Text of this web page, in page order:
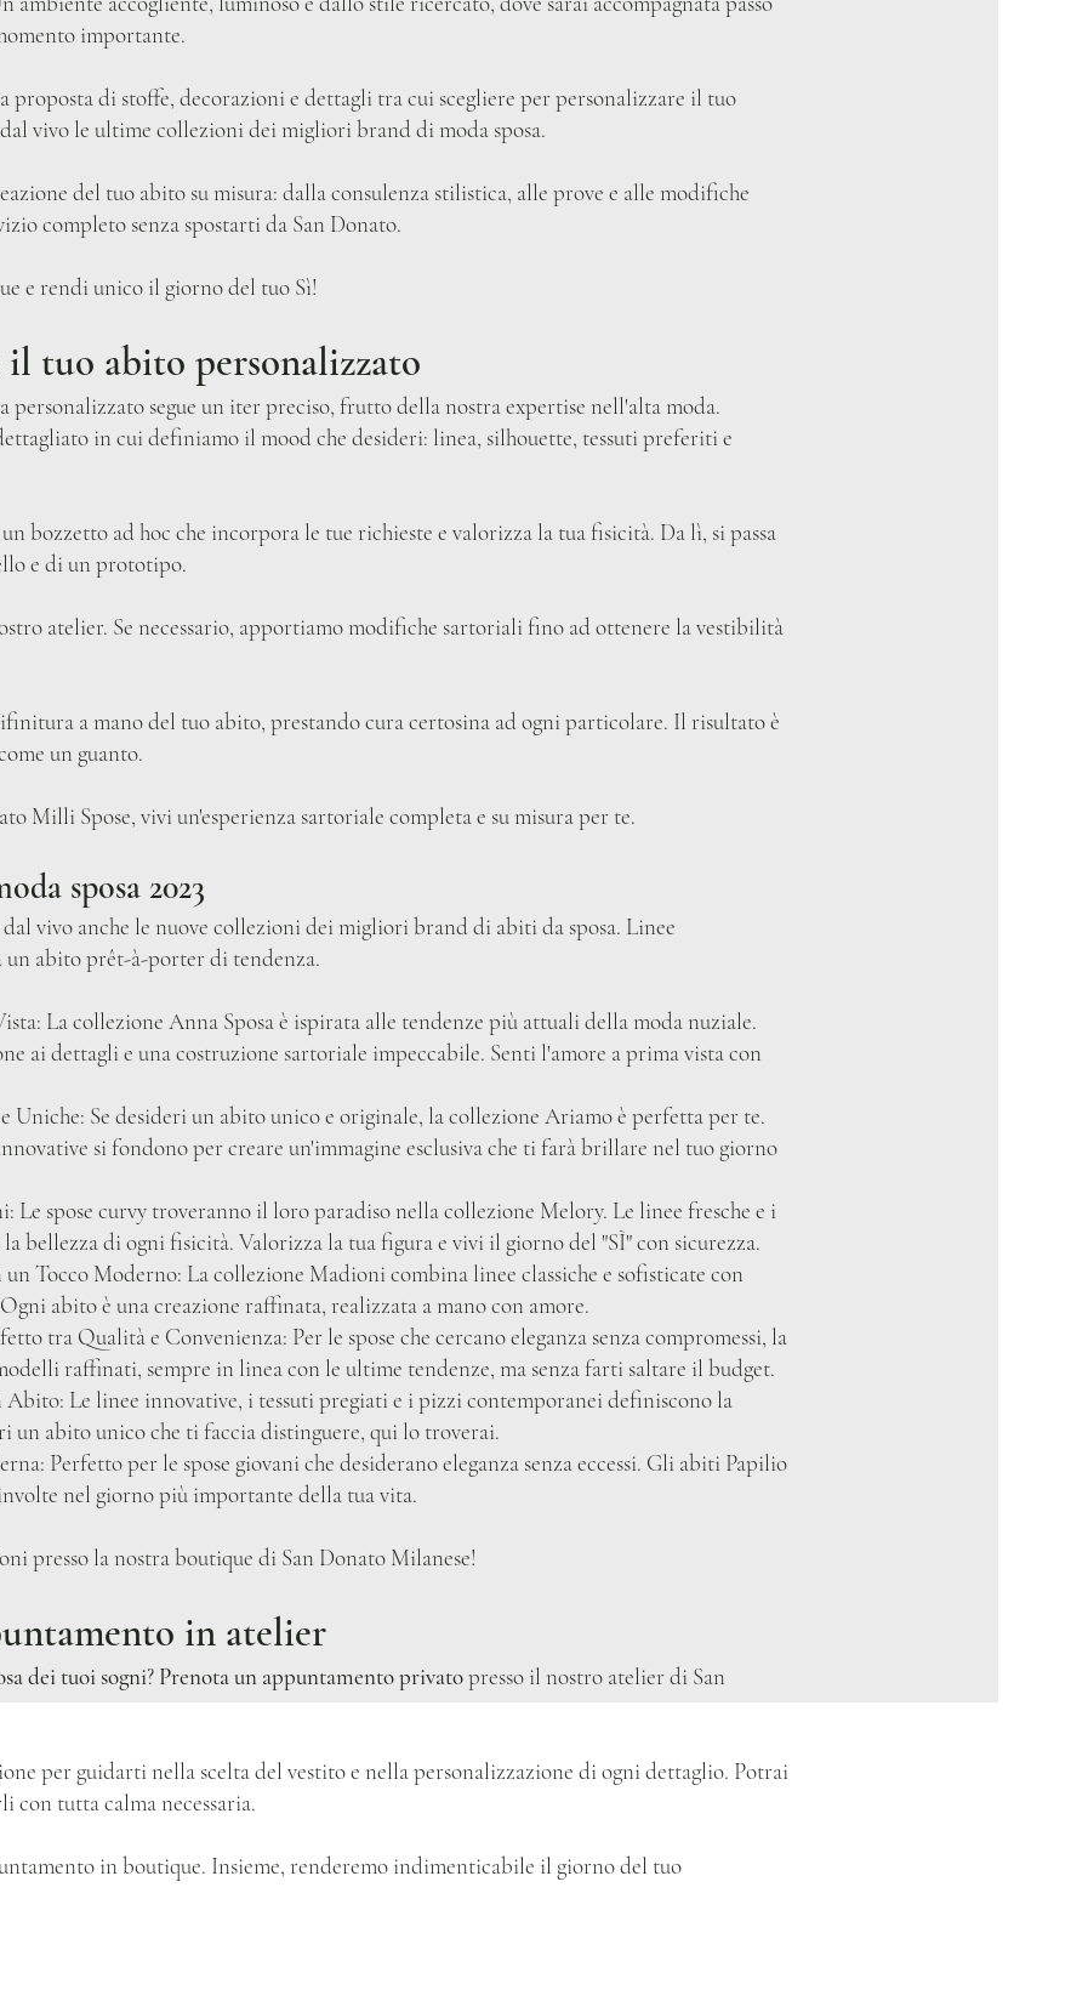
importante.
proposta di stoffe, decorazioni e dettagli tra cui scegliere per personalizzare il tuo
vivo le ultime collezioni dei migliori brand di moda sposa.
del tuo abito su misura: dalla consulenza stilistica, alle prove e alle modifiche
completo senza spostarti da San Donato.
e rendi unico il giorno del tuo Sì!
tuo abito personalizzato
personalizzato segue un iter preciso, frutto della nostra expertise nell'alta moda.
in cui definiamo il mood che desideri: linea, silhouette, tessuti preferiti e
bozzetto ad hoc che incorpora le tue richieste e valorizza la tua fisicità. Da lì, si passa
e di un prototipo.
atelier. Se necessario, apportiamo modifiche sartoriali fino ad ottenere la vestibilità
a mano del tuo abito, prestando cura certosina ad ogni particolare. Il risultato è
un guanto.
Milli Spose, vivi un'esperienza sartoriale completa e su misura per te.
sposa 2023
vivo anche le nuove collezioni dei migliori brand di abiti da sposa. Linee
un abito prêt-à-porter di tendenza.
La collezione Anna Sposa è ispirata alle tendenze più attuali della moda nuziale.
ai dettagli e una costruzione sartoriale impeccabile. Senti l'amore a prima vista con
Uniche: Se desideri un abito unico e originale, la collezione Ariamo è perfetta per te.
si fondono per creare un'immagine esclusiva che ti farà brillare nel tuo giorno
Le spose curvy troveranno il loro paradiso nella collezione Melory. Le linee fresche e i
bellezza di ogni fisicità. Valorizza la tua figura e vivi il giorno del "SÌ" con sicurezza.
Tocco Moderno: La collezione Madioni combina linee classiche e sofisticate con
abito è una creazione raffinata, realizzata a mano con amore.
tra Qualità e Convenienza: Per le spose che cercano eleganza senza compromessi, la
raffinati, sempre in linea con le ultime tendenze, ma senza farti saltare il budget.
Le linee innovative, i tessuti pregiati e i pizzi contemporanei definiscono la
un abito unico che ti faccia distinguere, qui lo troverai.
Perfetto per le spose giovani che desiderano eleganza senza eccessi. Gli abiti Papilio
nel giorno più importante della tua vita.
presso la nostra boutique di San Donato Milanese!
in atelier
dei tuoi sogni? Prenota un appuntamento privatopresso il nostro atelier di San
per guidarti nella scelta del vestito e nella personalizzazione di ogni dettaglio. Potrai
con tutta calma necessaria.
in boutique. Insieme, renderemo indimenticabile il giorno del tuo